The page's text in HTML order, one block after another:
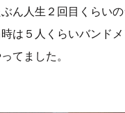
ん人生２回目くらい
は５人くらいバンド
てました。